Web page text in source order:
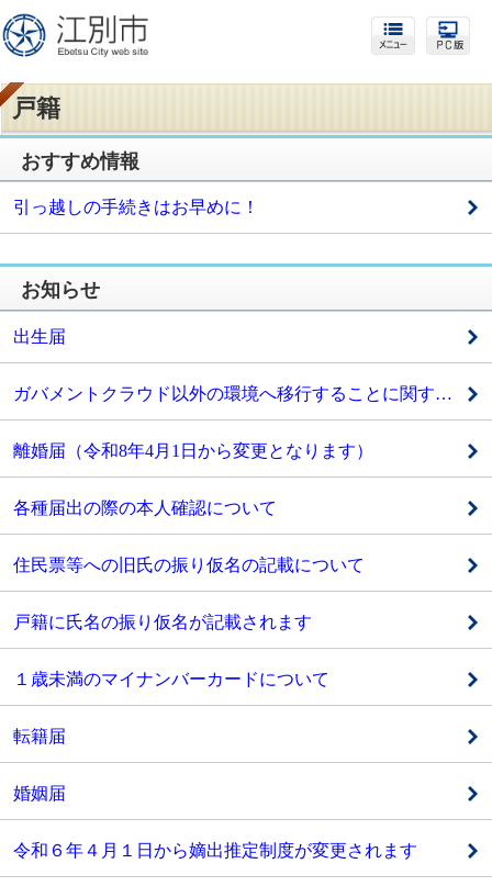
戸籍
おすすめ情報
引っ越しの手続きはお早めに！
お知らせ
出生届
ガバメントクラウド以外の環境へ移行することに関する公表資料（戸籍管理システム）
離婚届（令和8年4月1日から変更となります）
各種届出の際の本人確認について
住民票等への旧氏の振り仮名の記載について
戸籍に氏名の振り仮名が記載されます
１歳未満のマイナンバーカードについて
転籍届
婚姻届
令和６年４月１日から嫡出推定制度が変更されます